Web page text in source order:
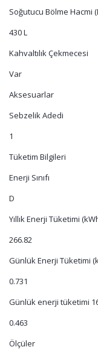
Soğutucu Bölme Hacmi
430 L
Kahvaltılık Çekmecesi
Var
Aksesuarlar
Sebzelik Adedi
1
Tüketim Bilgileri
Enerji Sınıfı
D
Yıllık Enerji Tüketimi
266.82
Günlük Enerji Tüketimi
0.731
Günlük enerji tüketimi
0.463
Ölçüler